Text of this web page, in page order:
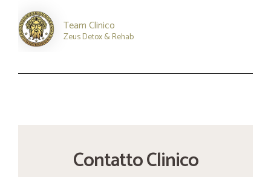
Team Clinico
Zeus Detox & Rehab
Contatto Clinico